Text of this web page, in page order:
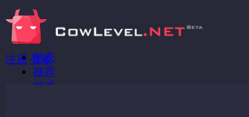
注册 登录
动态
推荐
游戏